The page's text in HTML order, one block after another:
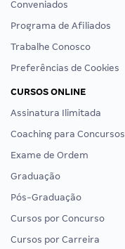
Conveniados
Programa de Afiliados
Trabalhe Conosco
Preferências de Cookies
CURSOS ONLINE
Assinatura Ilimitada
Coaching para Concursos
Exame de Ordem
Graduação
Pós-Graduação
Cursos por Concurso
Cursos por Carreira